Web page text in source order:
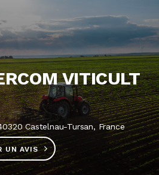
VITICULT
Castelnau-Tursan, France
UN AVIS